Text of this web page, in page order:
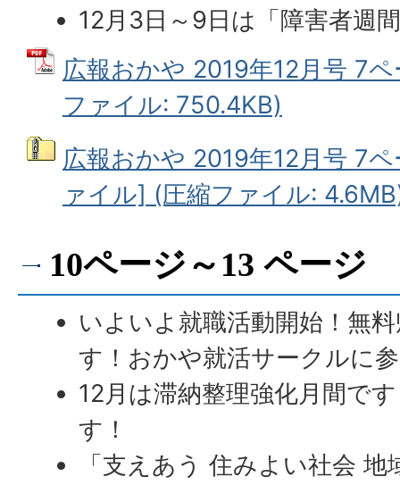
12月3日～9日は「障害者週
広報おかや 2019年12月号 7
ファイル: 750.4KB)
広報おかや 2019年12月号 7
ァイル] (圧縮ファイル:
10ページ～13 ページ
いよいよ就職活動開始！無
す！おかや就活サークルに
12月は滞納整理強化月間で
す！
「支えあう 住みよい社会